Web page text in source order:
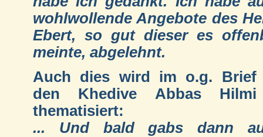
wohlwollende Angebote des
Ebert, so gut dieser es
meinte, abgelehnt.
Auch dies wird im o.g. Brief
den Khedive Abbas
thematisiert:
... Und bald gabs dann